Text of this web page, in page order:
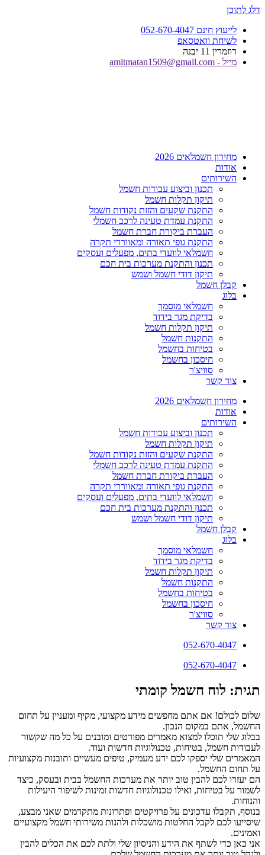
דלג לתוכן
לייעוץ חינם 052-670-4047
לשיחת וואטסאפ
רוזמרין 11 יבנה
מייל - amitmatan1509@gmail.com
מחירון חשמלאים 2026
אודות
השירותים
תכנון וביצוע עבודות חשמל
תיקון תקלות חשמל
התקנת שקעים והזזת נקודות חשמל
התקנת עמדת טעינה לרכב חשמלי
העברת ביקורת חברת חשמל
התקנת גופי תאורה ומאווררי תקרה
חשמלאי לוועדי בתים, מפעלים ועסקים
תכנון והתקנת מערכות בית חכם
תיקון דודי חשמל ושמש
קבלן חשמל
בלוג
חשמלאי מוסמך
בדיקת מגר בידוד
תיקון תקלות חשמל
התקנות חשמל
בטיחות בחשמל
חיסכון בחשמל
סוויצ'ר
צור קשר
מחירון חשמלאים 2026
אודות
השירותים
תכנון וביצוע עבודות חשמל
תיקון תקלות חשמל
התקנת שקעים והזזת נקודות חשמל
התקנת עמדת טעינה לרכב חשמלי
העברת ביקורת חברת חשמל
התקנת גופי תאורה ומאווררי תקרה
חשמלאי לוועדי בתים, מפעלים ועסקים
תכנון והתקנת מערכות בית חכם
תיקון דודי חשמל ושמש
קבלן חשמל
בלוג
חשמלאי מוסמך
בדיקת מגר בידוד
תיקון תקלות חשמל
התקנות חשמל
בטיחות בחשמל
חיסכון בחשמל
סוויצ'ר
צור קשר
052-670-4047
052-670-4047
תגית: לוח חשמל קומתי
שלום לכולם! אם אתם מחפשים מידע מקצועי, מקיף ומעניין על תחום
החשמל, אתם במקום הנכון.
בבלוג שלי תוכלו למצוא מאמרים מפורטים ומובנים על כל מה שקשור
לעבודות חשמל, בטיחות, טכנולוגיות חדשות ועוד.
המאמרים שלי יספקו לכם ידע מעמיק, טיפים מעשיים ותובנות מקצועיות
על תחום החשמל.
הם יעזרו לכם להבין טוב יותר את מערכות החשמל בבית ובעסק, כיצד
לשמור על בטיחות, ואילו טכנולוגיות חדשות זמינות לשיפור היעילות
והנוחות.
בנוסף, תקבלו עדכונים על פרויקטים ופתרונות מתקדמים שאני מבצע,
שיסייעו לכם לקבל החלטות מושכלות ולהנות משירותי חשמל מקצועיים
ואמינים.
אני כאן כדי לשתף את הידע והניסיון שלי ולתת לכם את הכלים להבין